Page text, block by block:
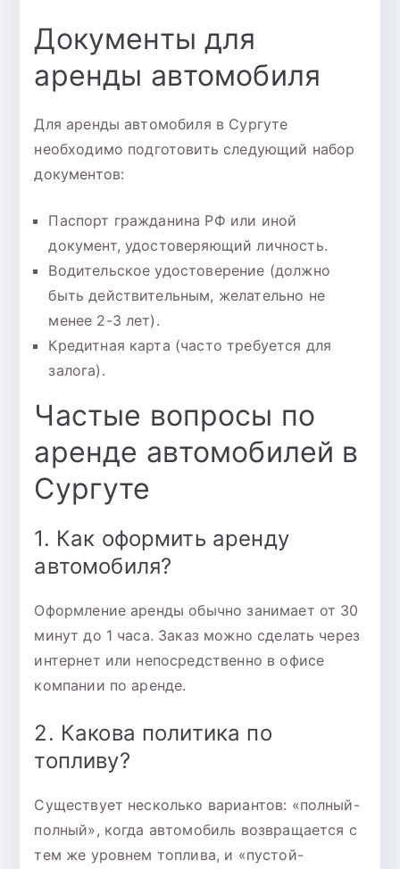
Документы для
аренды автомобиля
Для аренды автомобиля в Сургуте
необходимо подготовить следующий набор
документов:
Паспорт гражданина РФ или иной
документ, удостоверяющий личность.
Водительское удостоверение (должно
быть действительным, желательно не
менее 2-3 лет).
Кредитная карта (часто требуется для
залога).
Частые вопросы по
аренде автомобилей в
Сургуте
1. Как оформить аренду
автомобиля?
Оформление аренды обычно занимает от 30
минут до 1 часа. Заказ можно сделать через
интернет или непосредственно в офисе
компании по аренде.
2. Какова политика по
топливу?
Существует несколько вариантов: «полный-
полный», когда автомобиль возвращается с
тем же уровнем топлива, и «пустой-